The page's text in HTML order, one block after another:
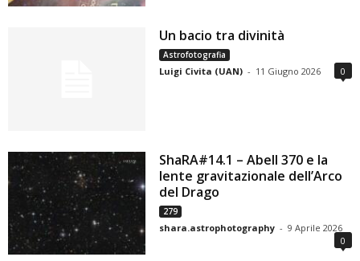
Un bacio tra divinità
Astrofotografia
Luigi Civita (UAN) - 11 Giugno 2026 0
ShaRA#14.1 – Abell 370 e la
lente gravitazionale dell’Arco
del Drago
279
shara.astrophotography - 9 Aprile 2026
0